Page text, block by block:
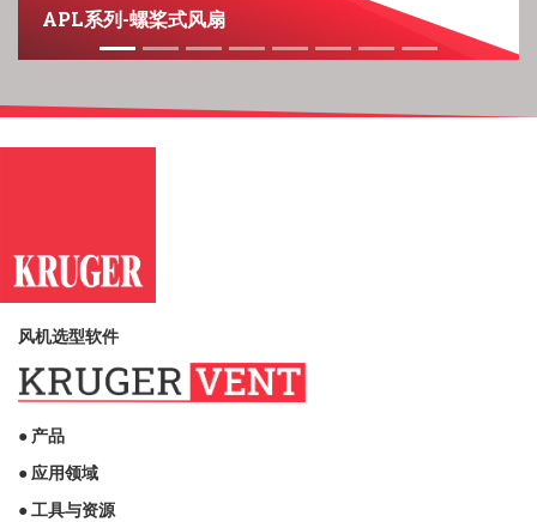
APL系列-螺桨式风扇
风机选型软件
● 产品
● 应用领域
● 工具与资源